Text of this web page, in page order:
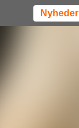
Nyheder